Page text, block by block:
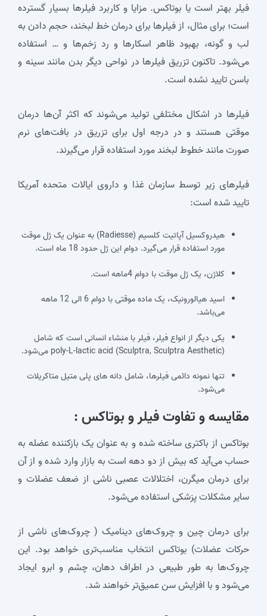
فیلر بهتر است یا بوتاکس. مزایا و کاربرد فیلرها بسیار گسترده
است؛ برای مثال، از فیلرها برای درمان خط لبخند، حجم دادن به
لب و گونه، بهبود ظاهر اسکارها و رد زخم‌ها و … استفاده
می‌شود. تاکنون تزریق فیلرها در نواحی دیگر بدن مانند سینه و
باسن تایید نشده است.
فیلرها در اشکال مختلفی تولید می‌شوند که اکثر آن‌ها درمان
موقتی هستند و در درجه اول برای تزریق در بافت‌های نرم
صورت مانند خطوط لبخند مورد استفاده قرار می‌گیرند.
فیلرهای زیر توسط سازمان غذا و داروی ایالات متحده آمریکا
تایید شده است:
هیدروکسیل آپاتیت کلسیم (Radiesse) به عنوان یک ژل موقت
مورد استفاده قرار می‌گیرد. دوام این ژل حدود 18 ماه است.
کلاژن، یک ژل موقت با دوام 4ماهه است.
اسید هیالورونیک، یک ماده موقتی با دوام 6 الی 12 ماهه
می‌باشد.
یکی دیگر از انواع فیلر، فیلر با منشاء انسانی است که شامل
poly-L-lactic acid (Sculptra, Sculptra Aesthetic) می‌شود.
تنها نمونه دائمی فیلرها، شامل دانه های پلی متیل متاکریلات
می‌شود.
مقایسه و تفاوت فیلر و بوتاکس :
بوتاکس از باکتری ساخته شده و به عنوان یک بازکننده عضله به
حساب می‌آید که بیش از دو دهه است به بازار وارد شده و از آن
برای درمان میگرن، اختلالات عصبی ناشی از ضعف عضلات و
سایر مشکلات پزشکی استفاده می‌شود.
برای درمان چین و چروک‌های دینامیک ( چروک‌های ناشی از
حرکات عضلات) بوتاکس انتخاب مناسب‌تری خواهد بود. این
چروک‌ها به طور طبیعی در اطراف دهان، چشم و ابرو ایجاد
می‌شود و با افزایش سن عمیق‌تر خواهند شد.